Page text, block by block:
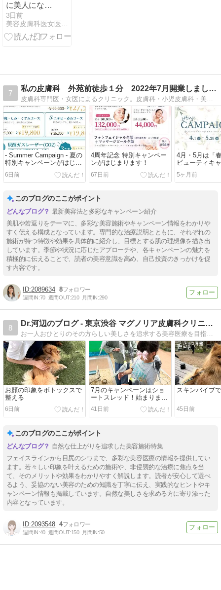
に美人になり
ました！
3日前
美容皮膚科医女医のブログ
7
私の皮膚科 外苑前徒歩１分 2022年7月開業しました！
皮膚科専門医・女医によるクリニック。皮膚科・小児皮膚科・美容皮膚科。皮膚のことならなんでもご相談ください。保険診療では特に多汗症、ニキビ治療に注力しています。『美容も医療である』を信念に、きちんとした美容治療をお届けします。
- Summer Campaign - 夏の
特別キャンペーンがはじま
ります！
6日前
4周年記念 特別キャンペー
ンがはじまります！
67日前
4月・5月は「
ビューティキ
5ヶ月前
このブログのここがポイント
最新美容法と多彩なキャンペーン紹介
美肌や若返りをテーマに、多彩な美容施術やキャンペーン情報をわかりや
すく伝える構成となっています。専門的な治療説明とともに、それぞれの
施術が持つ特徴や効果を具体的に紹介し、目標とする肌の理想像を描き出
しています。季節や状況に応じたアプローチや、各キャンペーンの魅力を
積極的に伝えることで、読者の美容意識を高め、自己投資のきっかけを促
す内容です。
2089634 8
週間IN:70 週間OUT:210 月間IN:290
8
Dr.河辺のブログ - 東京渋谷 マグノリア皮膚科クリニック
お顔の印象をボトックスで
整える
6日前
7月のキャンペーンはショ
ートスレッド！始まります
41日前
スキンバイブ
45日前
このブログのここがポイント
自然な仕上がりを追求した美容施術特集
フェイスラインから目尻のシワまで、多彩な美容医療の情報を提供してい
ます。若々しい印象を叶えるための施術や、非侵襲的な治療に焦点を当
て、そのメリットや効果をわかりやすく解説します。読者が安心して選べ
るよう、妥協のない美容のための知識を丁寧に伝え、実践的なヒントやキ
ャンペーン情報も掲載しています。自然な美しさを求める方に寄り添った
内容となっています。
2093548 4
週間IN:40 週間OUT:150 月間IN:50